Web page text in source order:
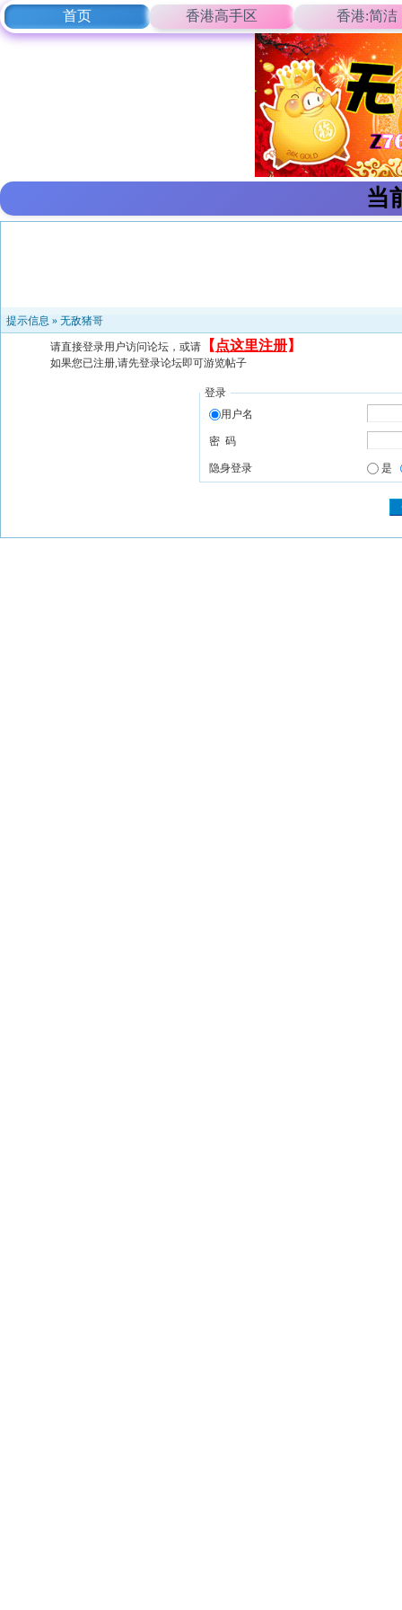
首页 香港高手区 香港:简洁
当
提示信息 » 无敌猪哥
请直接登录用户访问论坛，或请 【 点这里注册】
如果您已注册,请先登录论坛即可游览帖子
登录
用户名
密 码
隐身登录 是